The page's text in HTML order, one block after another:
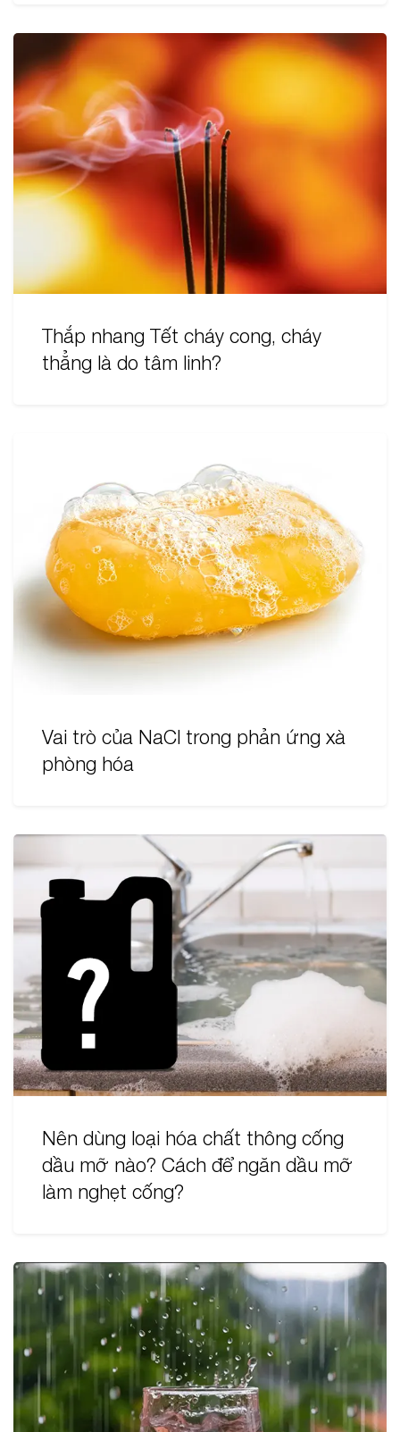
Thắp nhang Tết cháy cong, cháy
thẳng là do tâm linh?
Vai trò của NaCl trong phản ứng xà
phòng hóa
Nên dùng loại hóa chất thông cống
dầu mỡ nào? Cách để ngăn dầu mỡ
làm nghẹt cống?